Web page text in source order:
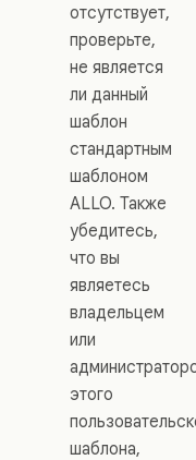
отсутствует,
проверьте,
не является
ли данный
шаблон
стандартным
шаблоном
ALLO. Также
убедитесь,
что вы
являетесь
владельцем
или
этого
шаблона,